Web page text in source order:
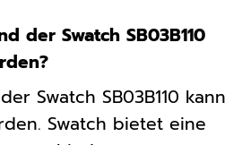
der Swatch SB03B110
Swatch SB03B110 kann
Swatch bietet eine